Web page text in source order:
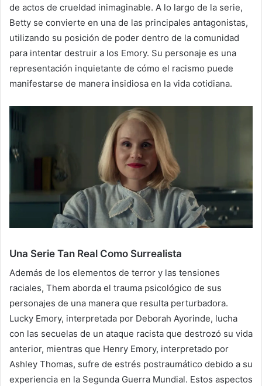
de actos de crueldad inimaginable. A lo largo de la serie,
Betty se convierte en una de las principales antagonistas,
utilizando su posición de poder dentro de la comunidad
para intentar destruir a los Emory. Su personaje es una
representación inquietante de cómo el racismo puede
manifestarse de manera insidiosa en la vida cotidiana.
Una Serie Tan Real Como Surrealista
Además de los elementos de terror y las tensiones
raciales, Them aborda el trauma psicológico de sus
personajes de una manera que resulta perturbadora.
Lucky Emory, interpretada por Deborah Ayorinde, lucha
con las secuelas de un ataque racista que destrozó su vida
anterior, mientras que Henry Emory, interpretado por
Ashley Thomas, sufre de estrés postraumático debido a su
experiencia en la Segunda Guerra Mundial. Estos aspectos